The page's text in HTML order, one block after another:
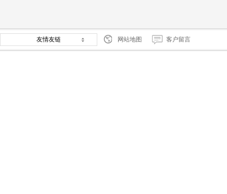
友情友链 网站地图 客户留言